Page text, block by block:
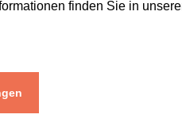
bzw. Maisgrieß-
ungesättigte Fette hinzu,
gesüßt ist oder ohne
finden Sie in